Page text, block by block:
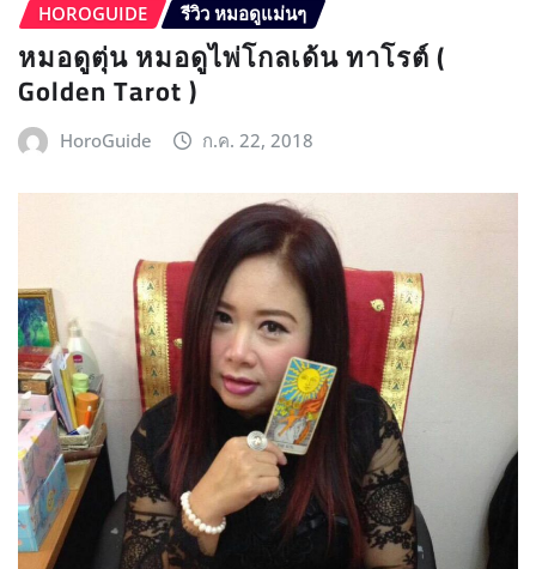
HOROGUIDE รีวิว หมอดูแม่นๆ
หมอดูตุ่น หมอดูไพ่โกลเด้น ทาโรต์ (
Golden Tarot )
HoroGuide ก.ค. 22, 2018